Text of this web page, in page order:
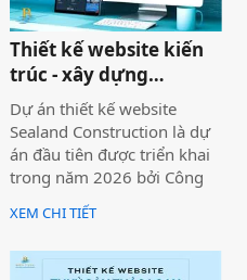
Thiết kế website kiến
trúc - xây dựng
Sealand Construction
Dự án thiết kế website
Sealand Construction là dự
án đầu tiên được triển khai
trong năm 2026 bởi Công
ty Thiết kế Website Biển
Vàng, mang ý nghĩa mở đầu
cho một năm phát triển mới
với định hướng chuyên
XEM CHI TIẾT